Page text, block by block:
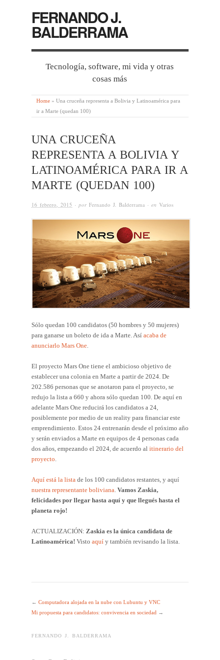
FERNANDO J.
BALDERRAMA
Tecnología, software, mi vida y otras
cosas más
Home » Una cruceña representa a Bolivia y Latinoamérica para
ir a Marte (quedan 100)
UNA CRUCEÑA
REPRESENTA A BOLIVIA Y
LATINOAMÉRICA PARA IR A
MARTE (QUEDAN 100)
16 febrero, 2015 · por Fernando J. Balderrama · en Varios
Sólo quedan 100 candidatos (50 hombres y 50 mujeres)
para ganarse un boleto de ida a Marte. Así acaba de
anunciarlo Mars One
El proyecto Mars One tiene el ambicioso objetivo de
establecer una colonia en Marte a partir de 2024. De
202.586 personas que se anotaron para el proyecto, se
redujo la lista a 660 y ahora sólo quedan 100. De aquí en
adelante Mars One reducirá los candidatos a 24,
posiblemente por medio de un reality para financiar este
emprendimiento. Estos 24 entrenarán desde el próximo año
y serán enviados a Marte en equipos de 4 personas cada
dos años, empezando el 2024, de acuerdo al itinerario del
proyecto
Aquí está la lista de los 100 candidatos restantes, y aquí
nuestra representante boliviana Vamos Zaskia,
felicidades por llegar hasta aquí y que llegués hasta el
planeta rojo!
ACTUALIZACIÓN: Zaskia es la única candidata de
Latinoamérica! Visto aquí y también revisando la lista.
← Computadora alojada en la nube con Lubuntu y VNC
Mi propuesta para candidatos: convivencia en sociedad →
FERNANDO J. BALDERRAMA